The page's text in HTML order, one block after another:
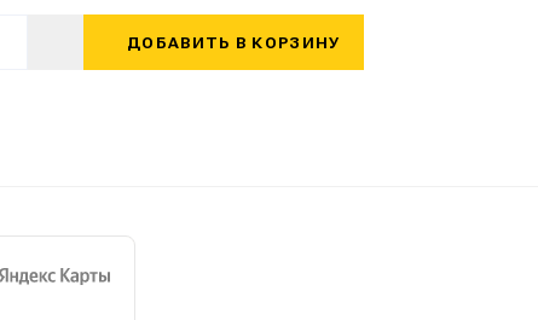
ДОБАВИТЬ В КОРЗИНУ